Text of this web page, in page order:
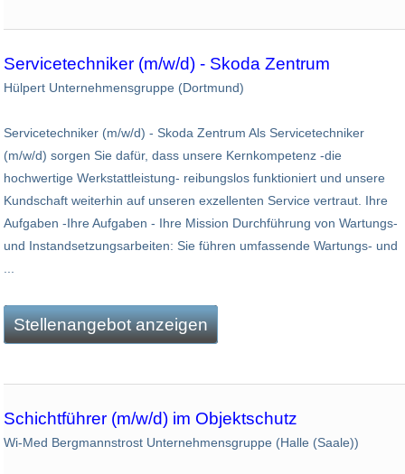
Servicetechniker (m/w/d) - Skoda Zentrum
Hülpert Unternehmensgruppe (Dortmund)
Servicetechniker (m/w/d) - Skoda Zentrum Als Servicetechniker
(m/w/d) sorgen Sie dafür, dass unsere Kernkompetenz -die
hochwertige Werkstattleistung- reibungslos funktioniert und unsere
Kundschaft weiterhin auf unseren exzellenten Service vertraut. Ihre
Aufgaben -Ihre Aufgaben - Ihre Mission Durchführung von Wartungs-
und Instandsetzungsarbeiten: Sie führen umfassende Wartungs- und
Stellenangebot anzeigen
Schichtführer (m/w/d) im Objektschutz
Wi-Med Bergmannstrost Unternehmensgruppe (Halle (Saale))